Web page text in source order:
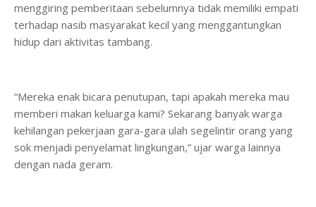
menggiring pemberitaan sebelumnya tidak memiliki empati
terhadap nasib masyarakat kecil yang menggantungkan
hidup dari aktivitas tambang.
“Mereka enak bicara penutupan, tapi apakah mereka mau
memberi makan keluarga kami? Sekarang banyak warga
kehilangan pekerjaan gara-gara ulah segelintir orang yang
sok menjadi penyelamat lingkungan,” ujar warga lainnya
dengan nada geram.